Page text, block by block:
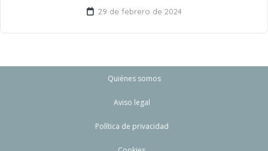
29 de febrero de 2024
Quiénes somos
Aviso legal
Política de privacidad